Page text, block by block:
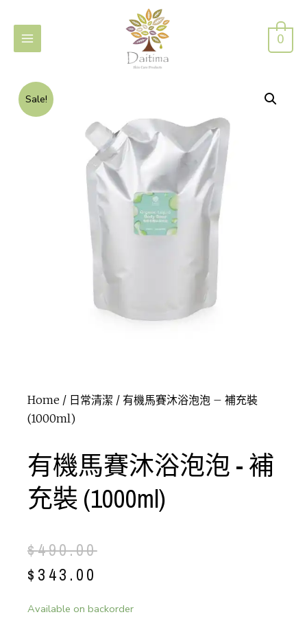
0
Sale!
Home / 日常清潔 / 有機馬賽沐浴泡泡 – 補充裝
(1000ml)
有機馬賽沐浴泡泡 - 補
充裝 (1000ml)
$490.00
$ 343.00
Available on backorder